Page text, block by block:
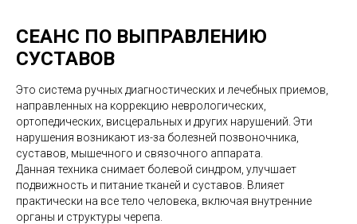
СЕАНС ПО ВЫПРАВЛЕНИЮ
СУСТАВОВ
Это система ручных диагностических и лечебных приемов,
направленных на коррекцию неврологических,
ортопедических, висцеральных и других нарушений. Эти
нарушения возникают из-за болезней позвоночника,
суставов, мышечного и связочного аппарата.
Данная техника снимает болевой синдром, улучшает
подвижность и питание тканей и суставов. Влияет
практически на все тело человека, включая внутренние
органы и структуры черепа.